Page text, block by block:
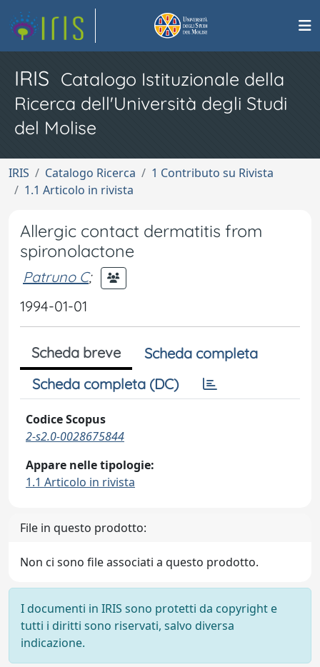
IRIS Catalogo Istituzionale della
Ricerca dell'Università degli Studi
del Molise
IRIS Catalogo Ricerca
1 Contributo su Rivista
1.1 Articolo in rivista
Allergic contact dermatitis from
spironolactone
Patruno C;
1994-01-01
Scheda breve
Scheda completa
Scheda completa (DC)
Codice Scopus
2-s2.0-0028675844
Appare nelle tipologie:
1.1 Articolo in rivista
File in questo prodotto:
Non ci sono file associati a questo prodotto.
I documenti in IRIS sono protetti da copyright e
tutti i diritti sono riservati, salvo diversa
indicazione.